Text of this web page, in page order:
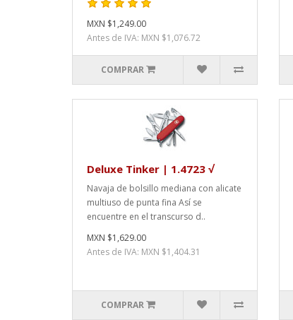
MXN $1,249.00
Antes de IVA: MXN $1,076.72
COMPRAR
Deluxe Tinker | 1.4723 √
Navaja de bolsillo mediana con alicate
multiuso de punta fina Así se
encuentre en el transcurso d..
MXN $1,629.00
Antes de IVA: MXN $1,404.31
COMPRAR